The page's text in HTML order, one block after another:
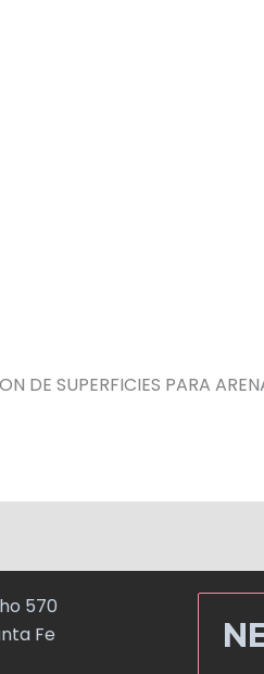
DE SUPERFICIES PARA
570
Fe